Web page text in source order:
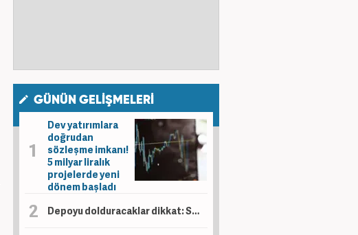
GÜNÜN GELİŞMELERİ
Dev yatırımlara
doğrudan
sözleşme imkanı!
5 milyar liralık
projelerde yeni
dönem başladı
Depoyu dolduracaklar dikkat: Salı günü tabelalar tekrar değişecek